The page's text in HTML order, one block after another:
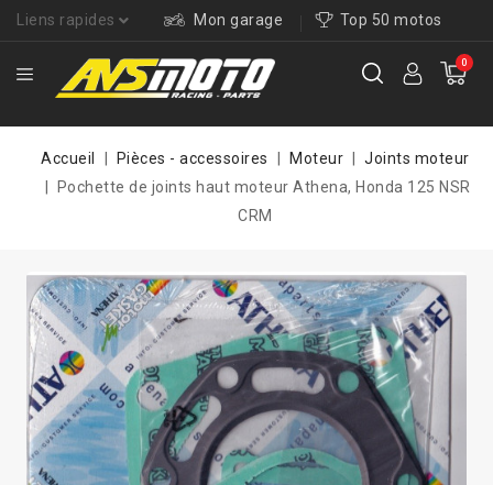
Liens rapides Mon garage Top 50 motos
0
Accueil Pièces - accessoires Moteur
Joints moteur
Pochette de joints haut moteur Athena, Honda 125 NSR
CRM